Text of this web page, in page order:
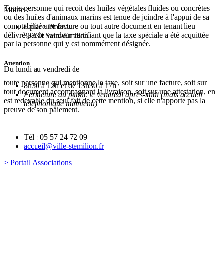
Toute personne qui reçoit des huiles végétales fluides ou concrètes
ou des huiles d'animaux marins est tenue de joindre à l'appui de sa
comptabilité une facture ou tout autre document en tenant lieu
délivré par le vendeur certifiant que la taxe spéciale a été acquittée
par la personne qui y est nommément désignée.
Attention
toute personne qui mentionne la taxe, soit sur une facture, soit sur
tout document accompagnant la livraison, soit sur une attestation, en
est redevable du seul fait de cette mention, si elle n'apporte pas la
preuve de son paiement.
Mairie :
6 place Pioceau
33330 Saint-Emilion
Du lundi au vendredi de
8h30 à 12h et de 13h30 à 17h
Fermeture au public le vendredi après-midi (mais accueil
téléphonique maintenu)
Tél : 05 57 24 72 09
accueil@ville-stemilion.fr
> Portail Associations